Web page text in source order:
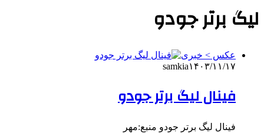
لیگ برتر جودو
عکس > خبری
samkia۱۴۰۳/۱۱/۱۷
فینال لیگ برتر جودو
فینال لیگ برتر جودو منبع:مهر